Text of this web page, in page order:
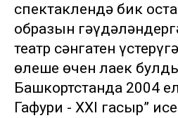
спектаклендә бик
образын
театр сәнгатен
өлеше өчен лаек
Башкортстанда 2004
Гафури - XXI гасыр”